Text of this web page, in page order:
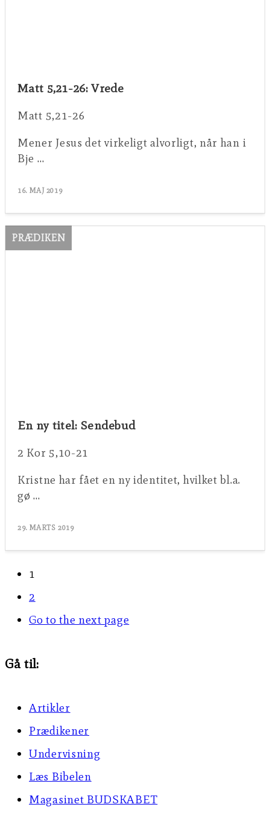
Matt 5,21-26: Vrede
Matt 5,21-26
Mener Jesus det virkeligt alvorligt, når han i
Bje …
16. MAJ 2019
PRÆDIKEN
En ny titel: Sendebud
2 Kor 5,10-21
Kristne har fået en ny identitet, hvilket bl.a.
gø …
29. MARTS 2019
1
2
Go to the next page
Gå til:
Artikler
Prædikener
Undervisning
Læs Bibelen
Magasinet BUDSKABET